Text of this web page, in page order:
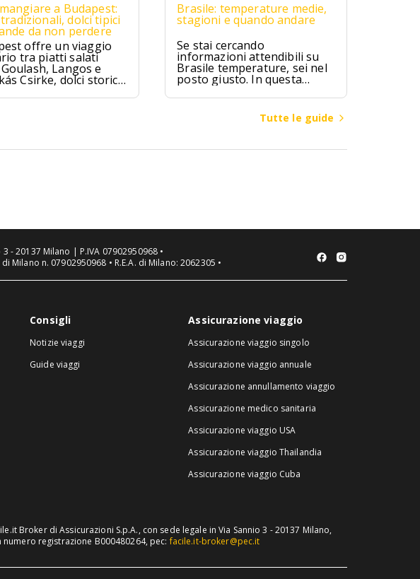
a Budapest:
dolci tipici
da non perdere
offre un viaggio
tra piatti salati
Langos e
Csirke, dolci storici
Dobos Torte e
e distillati tipici
Brasile: temperature medie,
stagioni e quando andare
Se stai cercando
informazioni attendibili su
Brasile temperature, sei nel
posto giusto. In questa
guida troverai valori medi
mensili, differenze climatiche
tra regioni (Amazzonia,
Nord-Est, Sud-Est, Sud,
quando andare in Brasile per
Tutte le guide
- 20137 Milano | P.IVA 07902950968 •
Milano n. 07902950968 • R.E.A. di Milano: 2062305 •
Consigli
Notizie viaggi
Guide viaggi
Assicurazione viaggio
Assicurazione viaggio singolo
Assicurazione viaggio annuale
Assicurazione annullamento viaggio
Assicurazione medico sanitaria
Assicurazione viaggio USA
Assicurazione viaggio Thailandia
Assicurazione viaggio Cuba
Broker di Assicurazioni S.p.A., con sede legale in Via Sannio 3 - 20137 Milano,
numero registrazione B000480264, pec:facile.it-broker@pec.it